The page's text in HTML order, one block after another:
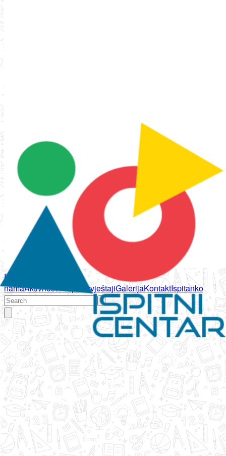
Početna
namaAktivnostiPropisi IzvještajiGalerijaKontaktIspitanko